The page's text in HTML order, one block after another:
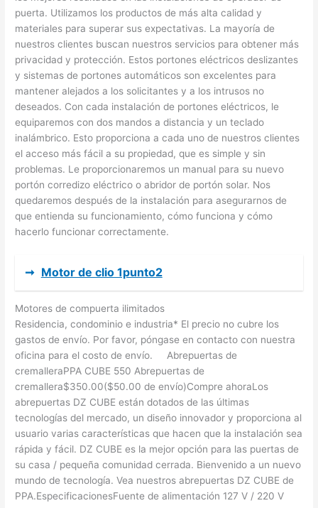
puerta. Utilizamos los productos de más alta calidad y
materiales para superar sus expectativas. La mayoría de
nuestros clientes buscan nuestros servicios para obtener más
privacidad y protección. Estos portones eléctricos deslizantes
y sistemas de portones automáticos son excelentes para
mantener alejados a los solicitantes y a los intrusos no
deseados. Con cada instalación de portones eléctricos, le
equiparemos con dos mandos a distancia y un teclado
inalámbrico. Esto proporciona a cada uno de nuestros clientes
el acceso más fácil a su propiedad, que es simple y sin
problemas. Le proporcionaremos un manual para su nuevo
portón corredizo eléctrico o abridor de portón solar. Nos
quedaremos después de la instalación para asegurarnos de
que entienda su funcionamiento, cómo funciona y cómo
hacerlo funcionar correctamente.
➞ Motor de clio 1punto2
Motores de compuerta ilimitados
Residencia, condominio e industria* El precio no cubre los
gastos de envío. Por favor, póngase en contacto con nuestra
oficina para el costo de envío. Abrepuertas de
cremalleraPPA CUBE 550 Abrepuertas de
cremallera$350.00($50.00 de envío)Compre ahoraLos
abrepuertas DZ CUBE están dotados de las últimas
tecnologías del mercado, un diseño innovador y proporciona al
usuario varias características que hacen que la instalación sea
rápida y fácil. DZ CUBE es la mejor opción para las puertas de
su casa / pequeña comunidad cerrada. Bienvenido a un nuevo
mundo de tecnología. Vea nuestros abrepuertas DZ CUBE de
PPA.EspecificacionesFuente de alimentación 127 V / 220 V